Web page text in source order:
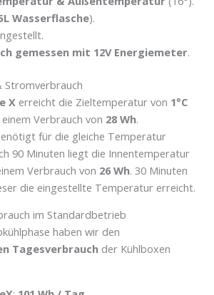
Wasserflasche).
gemessen mit 12V Energiemeter.
Stromverbrauch
X erreicht die Zieltemperatur von 1°C
Verbrauch von 28 Wh.
für die gleiche Temperatur
90 Minuten liegt die Innentemperatur
Verbrauch von 26 Wh. 30 Minuten
die eingestellte Temperatur erreicht.
im Standardbetrieb
haben wir den
Tagesverbrauch der Kühlboxen